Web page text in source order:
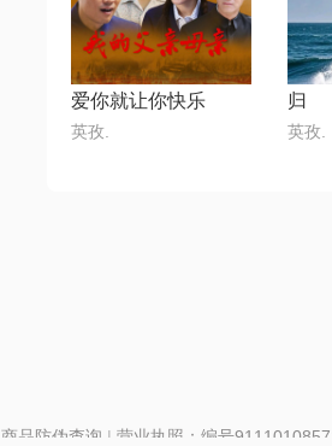
爱你就让你快乐
英孜.
归
英孜.
商品防伪查询 | 营业执照：编号